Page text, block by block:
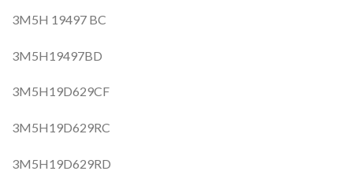
3M5H 19497 BC
3M5H19497BD
3M5H19D629CF
3M5H19D629RC
3M5H19D629RD